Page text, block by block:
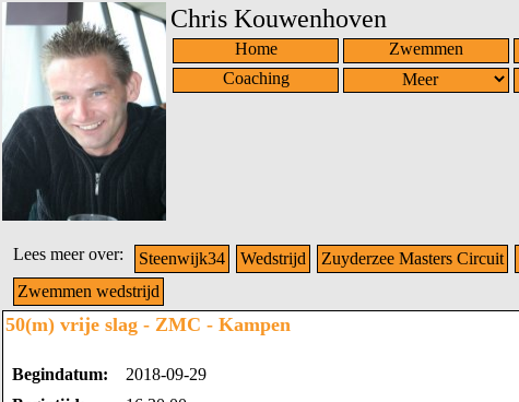
Chris Kouwenhoven
Home Zwemmen
Coaching
Lees meer over: Steenwijk34 Wedstrijd Zuyderzee Masters Circuit
Zwemmen wedstrijd
50(m) vrije slag - ZMC - Kampen
Begindatum:
2018-09-29